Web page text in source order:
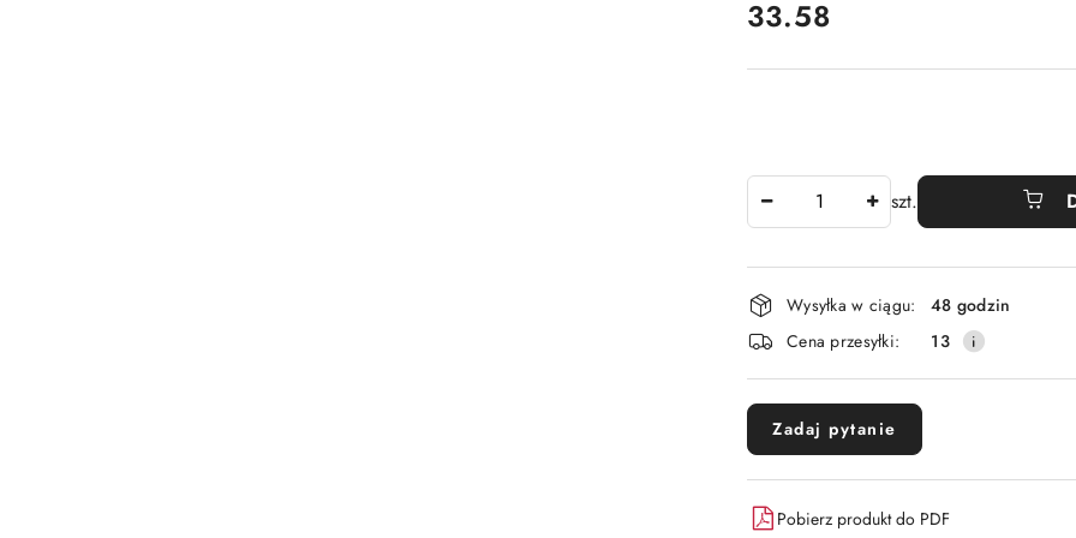
cena:
33.58
szt.
Dostępność
i
dostawa
Wysyłka w ciągu:
48 godzin
Cena przesyłki:
13
Zadaj pytanie
Pobierz produkt do PDF